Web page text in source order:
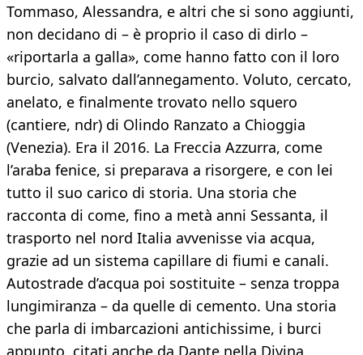
Tommaso, Alessandra, e altri che si sono aggiunti,
non decidano di – è proprio il caso di dirlo –
«riportarla a galla», come hanno fatto con il loro
burcio, salvato dall’annegamento. Voluto, cercato,
anelato, e finalmente trovato nello squero
(cantiere, ndr) di Olindo Ranzato a Chioggia
(Venezia). Era il 2016. La Freccia Azzurra, come
l’araba fenice, si preparava a risorgere, e con lei
tutto il suo carico di storia. Una storia che
racconta di come, fino a metà anni Sessanta, il
trasporto nel nord Italia avvenisse via acqua,
grazie ad un sistema capillare di fiumi e canali.
Autostrade d’acqua poi sostituite – senza troppa
lungimiranza – da quelle di cemento. Una storia
che parla di imbarcazioni antichissime, i burci
appunto, citati anche da Dante nella Divina